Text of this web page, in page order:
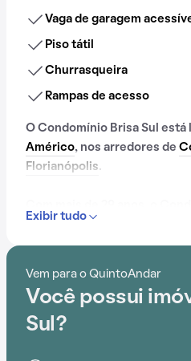
Vaga de garagem
Piso tátil
Churrasqueira
Rampas de acesso
O Condomínio Brisa Sul está
Américo, nos arredores de
Florianópolis.
podemos encontrar Colégio
Poção, Universidade
(UFSC), Escola da Ilha,
Exibir tudo
Vem para o QuintoAndar
Você possui
Sul?